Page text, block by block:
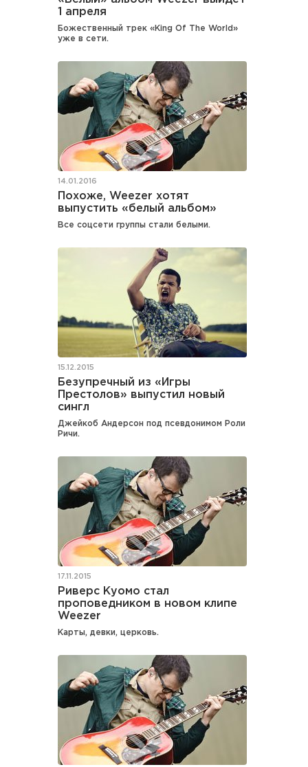
1 апреля
Божественный трек «King Of The World»
уже в сети.
14.01.2016
Похоже, Weezer хотят
выпустить «белый альбом»
Все соцсети группы стали белыми.
15.12.2015
Безупречный из «Игры
Престолов» выпустил новый
сингл
Джейкоб Андерсон под псевдонимом Роли
Ричи.
17.11.2015
Риверс Куомо стал
проповедником в новом клипе
Weezer
Карты, девки, церковь.